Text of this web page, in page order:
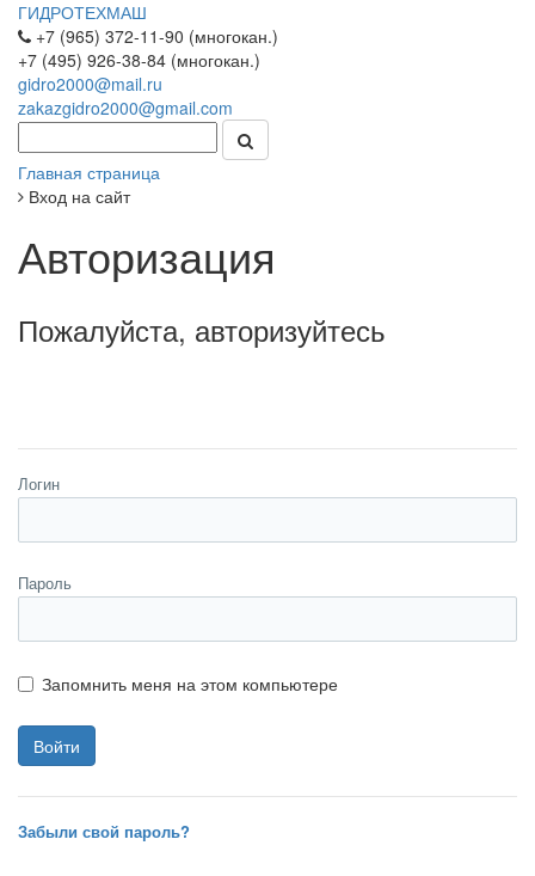
ГИДРОТЕХМАШ
+7 (965) 372-11-90 (многокан.)
+7 (495) 926-38-84 (многокан.)
gidro2000@mail.ru
zakazgidro2000@gmail.com
Главная страница
Вход на сайт
Авторизация
Пожалуйста, авторизуйтесь
Логин
Пароль
Запомнить меня на этом компьютере
Забыли свой пароль?